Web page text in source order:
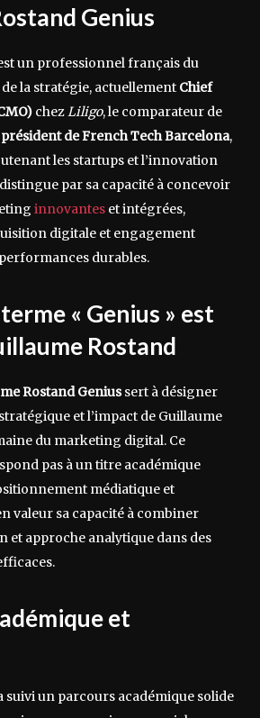
Genius
un professionnel français du
la stratégie, actuellement Chief
chezLiligo, le comparateur de
président de French Tech Barcelona,
les startups et l’innovation
par sa capacité à concevoir
innovantes et intégrées,
digitale et engagement
durables.
« Genius » est
Rostand
Rostand Geniussert à désigner
et l’impact de Guillaume
du marketing digital. Ce
pas à un titre académique
médiatique et
valeur sa capacité à combiner
et approche analytique dans des
et
suivi un parcours académique solide